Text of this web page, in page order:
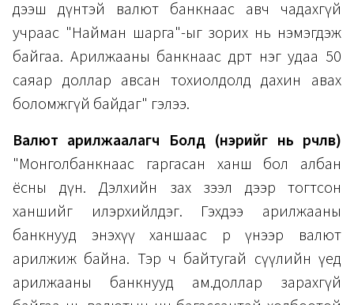
дээш дүнтэй валют банкнаас авч чадахгүй
учраас "Найман шарга"-ыг зорих нь нэмэгдэж
байгаа. Арилжааны банкнаас өдөрт нэг удаа 50
саяар доллар авсан тохиолдолд дахин авах
боломжгүй байдаг" гэлээ.
Валют арилжаалагч Болд (нэрийг нь өөрчлөв)
"Монголбанкнаас гаргасан ханш бол албан
ёсны дүн. Дэлхийн зах зээл дээр тогтсон
ханшийг илэрхийлдэг. Гэхдээ арилжааны
банкнууд энэхүү ханшаас өөр үнээр валют
арилжиж байна. Тэр ч байтугай сүүлийн үед
арилжааны банкнууд ам.доллар зарахгүй